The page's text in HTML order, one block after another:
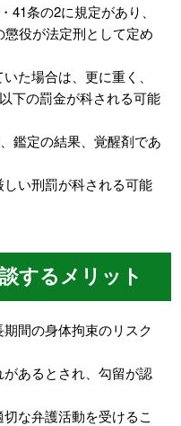
41条の2に規定があり、
懲役が法定刑として定め
た場合は、更に重く、
下の罰金が科される可能
鑑定の結果、覚醒剤であ
い刑罰が科される可能
するメリット
間の身体拘束のリスク
あるとされ、勾留が認
な弁護活動を受けるこ